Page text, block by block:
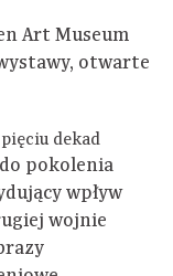
Art Museum
otwarte
dekad
pokolenia
wpływ
wojnie